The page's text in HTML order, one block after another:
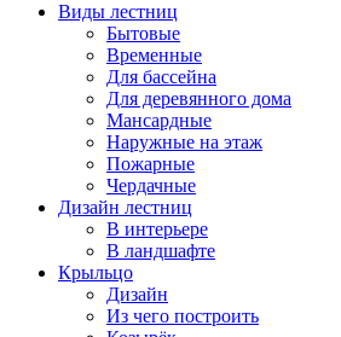
Виды лестниц
Бытовые
Временные
Для бассейна
Для деревянного дома
Мансардные
Наружные на этаж
Пожарные
Чердачные
Дизайн лестниц
В интерьере
В ландшафте
Крыльцо
Дизайн
Из чего построить